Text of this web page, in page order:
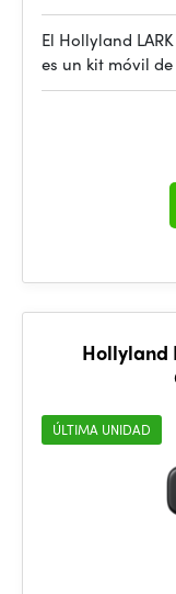
El Hollyland
es un kit móvil
Hollyland
ÚLTIMA UNIDAD